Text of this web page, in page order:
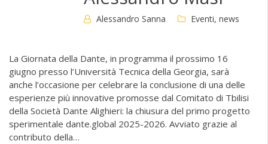
Alessandro Sanna Eventi, news
La Giornata della Dante, in programma il prossimo 16
giugno presso l’Università Tecnica della Georgia, sarà
anche l’occasione per celebrare la conclusione di una delle
esperienze più innovative promosse dal Comitato di Tbilisi
della Società Dante Alighieri: la chiusura del primo progetto
sperimentale dante.global 2025-2026. Avviato grazie al
contributo della…